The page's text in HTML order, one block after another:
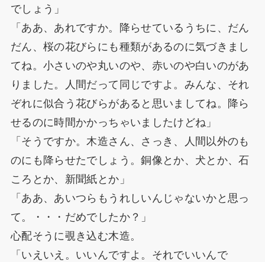
でしょう」
「ああ、あれですか。降らせているうちに、だん
だん、桜の花びらにも種類があるのに気づきまし
てね。小さいのや丸いのや、赤いのや白いのがあ
りました。人間だって同じですよ。みんな、それ
ぞれに似合う花びらがあると思いましてね。降ら
せるのに時間かかっちゃいましたけどね」
「そうですか。木造さん、さっき、人間以外のも
のにも降らせたでしょう。銅像とか、犬とか、石
ころとか、新聞紙とか」
「ああ、あいつらもうれしいんじゃないかと思っ
て。・・・だめでしたか？」
心配そうに覗き込む木造。
「いえいえ。いいんですよ。それでいいんで